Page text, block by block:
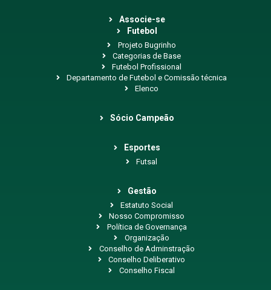
Associe-se
Futebol
Projeto Bugrinho
Categorias de Base
Futebol Profissional
Departamento de Futebol e Comissão técnica
Elenco
Sócio Campeão
Esportes
Futsal
Gestão
Estatuto Social
Nosso Compromisso
Política de Governança
Organização
Conselho de Adminstração
Conselho Deliberativo
Conselho Fiscal